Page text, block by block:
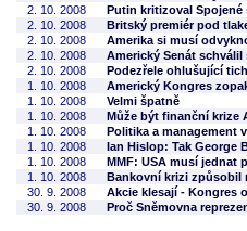
2. 10. 2008
Putin kritizoval
2. 10. 2008
Britský premiér pod
2. 10. 2008
Amerika si musí
2. 10. 2008
Americký Senát
2. 10. 2008
Podezřele ohlušující
1. 10. 2008
Americký Kongres
1. 10. 2008
Velmi špatně
1. 10. 2008
Může být finanční krize
1. 10. 2008
Politika a management
1. 10. 2008
Ian Hislop: Tak George
1. 10. 2008
MMF: USA musí jednat
1. 10. 2008
Bankovní krizi způsobil
30. 9. 2008
Akcie klesají - Kongres
30. 9. 2008
Proč Sněmovna